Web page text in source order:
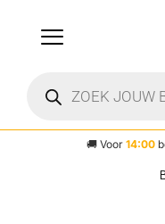
🚚Voor 14:00